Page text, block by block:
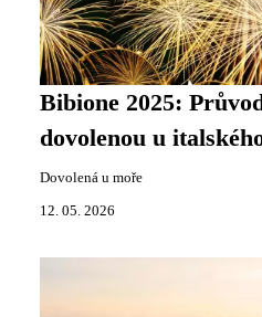
Bibione 2025:
dovolenou u
Dovolená u moře
12. 05. 2026